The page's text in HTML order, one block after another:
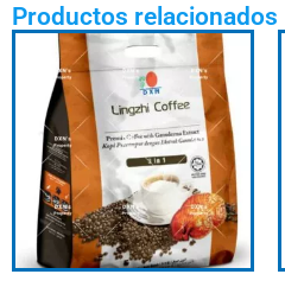
Productos relacionados